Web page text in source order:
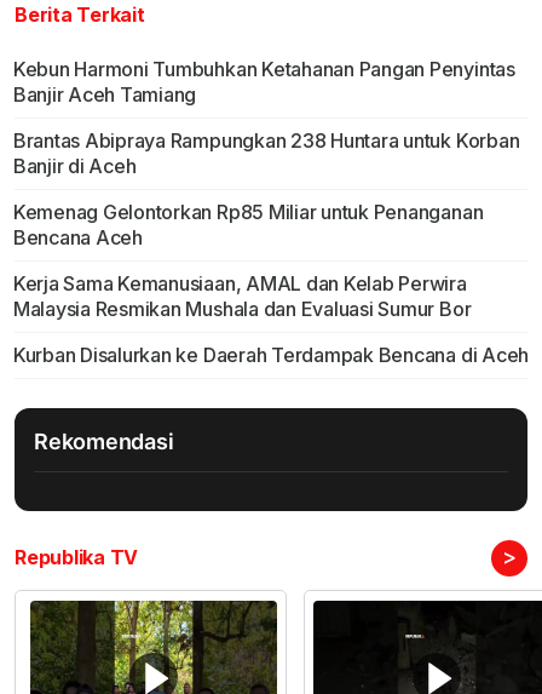
Berita Terkait
Kebun Harmoni Tumbuhkan Ketahanan Pangan Penyintas
Banjir Aceh Tamiang
Brantas Abipraya Rampungkan 238 Huntara untuk Korban
Banjir di Aceh
Kemenag Gelontorkan Rp85 Miliar untuk Penanganan
Bencana Aceh
Kerja Sama Kemanusiaan, AMAL dan Kelab Perwira
Malaysia Resmikan Mushala dan Evaluasi Sumur Bor
Kurban Disalurkan ke Daerah Terdampak Bencana di Aceh
Rekomendasi
Republika TV >